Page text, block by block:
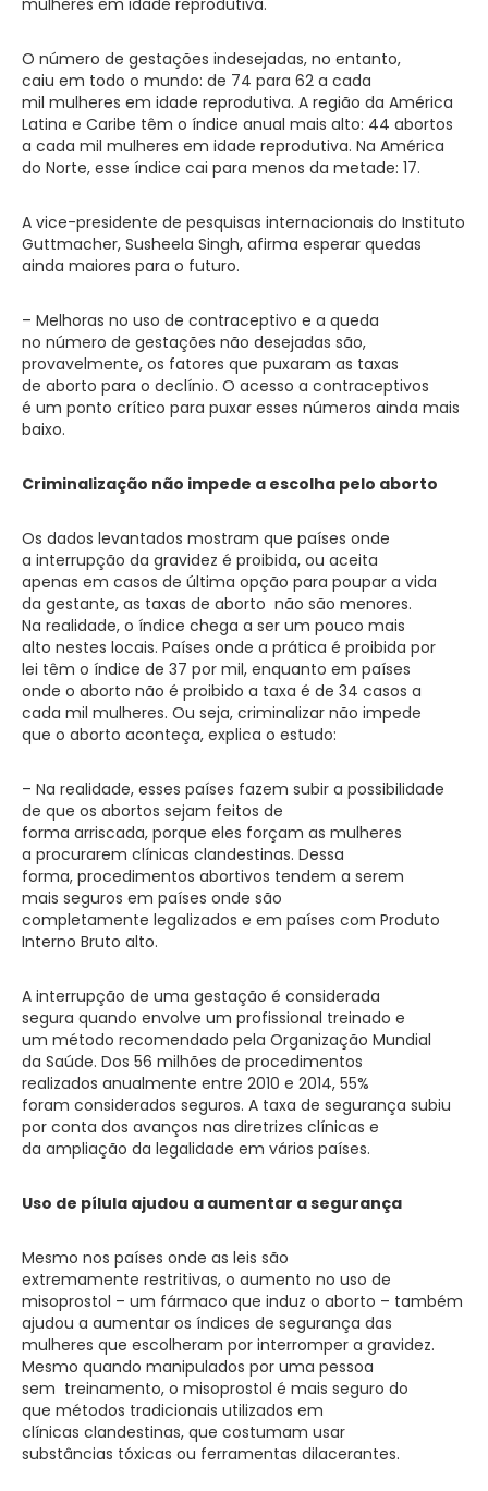
O número de gestações indesejadas, no entanto,
caiu em todo o mundo: de 74 para 62 a cada
mil mulheres em idade reprodutiva. A região da América
Latina e Caribe têm o índice anual mais alto: 44 abortos
a cada mil mulheres em idade reprodutiva. Na América
do Norte, esse índice cai para menos da metade: 17.
A vice-presidente de pesquisas internacionais do Instituto
Guttmacher, Susheela Singh, afirma esperar quedas
ainda maiores para o futuro.
– Melhoras no uso de contraceptivo e a queda
no número de gestações não desejadas são,
provavelmente, os fatores que puxaram as taxas
de aborto para o declínio. O acesso a contraceptivos
é um ponto crítico para puxar esses números ainda mais
baixo.
Criminalização não impede a escolha pelo aborto
Os dados levantados mostram que países onde
a interrupção da gravidez é proibida, ou aceita
apenas em casos de última opção para poupar a vida
da gestante, as taxas de aborto não são menores.
Na realidade, o índice chega a ser um pouco mais
alto nestes locais. Países onde a prática é proibida por
lei têm o índice de 37 por mil, enquanto em países
onde o aborto não é proibido a taxa é de 34 casos a
cada mil mulheres. Ou seja, criminalizar não impede
que o aborto aconteça, explica o estudo:
– Na realidade, esses países fazem subir a possibilidade
de que os abortos sejam feitos de
forma arriscada, porque eles forçam as mulheres
a procurarem clínicas clandestinas. Dessa
forma, procedimentos abortivos tendem a serem
mais seguros em países onde são
completamente legalizados e em países com Produto
Interno Bruto alto.
A interrupção de uma gestação é considerada
segura quando envolve um profissional treinado e
um método recomendado pela Organização Mundial
da Saúde. Dos 56 milhões de procedimentos
realizados anualmente entre 2010 e 2014, 55%
foram considerados seguros. A taxa de segurança subiu
por conta dos avanços nas diretrizes clínicas e
da ampliação da legalidade em vários países.
Uso de pílula ajudou a aumentar a segurança
Mesmo nos países onde as leis são
extremamente restritivas, o aumento no uso de
misoprostol – um fármaco que induz o aborto – também
ajudou a aumentar os índices de segurança das
mulheres que escolheram por interromper a gravidez.
Mesmo quando manipulados por uma pessoa
sem treinamento, o misoprostol é mais seguro do
que métodos tradicionais utilizados em
clínicas clandestinas, que costumam usar
substâncias tóxicas ou ferramentas dilacerantes.